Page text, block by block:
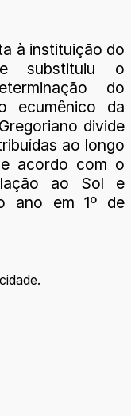
à instituição do
substituiu o
do
ecumênico da
divide
ao longo
acordo com o
ao Sol e
ano em 1º de